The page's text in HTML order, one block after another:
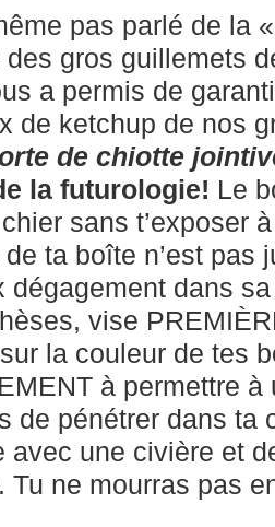
pas parlé de la
des gros guillemets
a permis de
de ketchup de nos
de chiotte
la futurologie! Le
sans t’exposer
ta boîte n’est pas
dégagement dans
vise
la couleur de tes
à permettre à
de pénétrer dans ta
avec une civière et
Tu ne mourras pas